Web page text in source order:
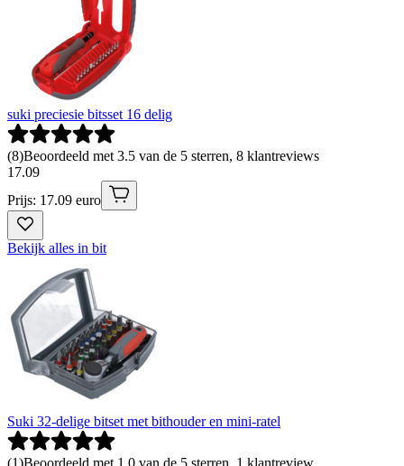
suki preciesie bitsset 16 delig
(8)Beoordeeld met 3.5 van de 5 sterren, 8 klantreviews
17.09
Prijs: 17.09 euro
Bekijk alles in bit
Suki 32-delige bitset met bithouder en mini-ratel
(1)Beoordeeld met 1.0 van de 5 sterren, 1 klantreview